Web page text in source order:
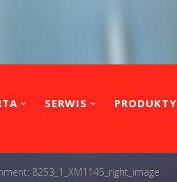
SERWIS PRODUKTY
8253_1_XM1145_right_image